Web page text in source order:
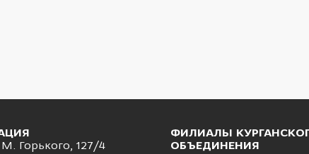
М. Горького, 127/4
ФИЛИАЛЫ
ОБЪЕДИНЕНИЯ